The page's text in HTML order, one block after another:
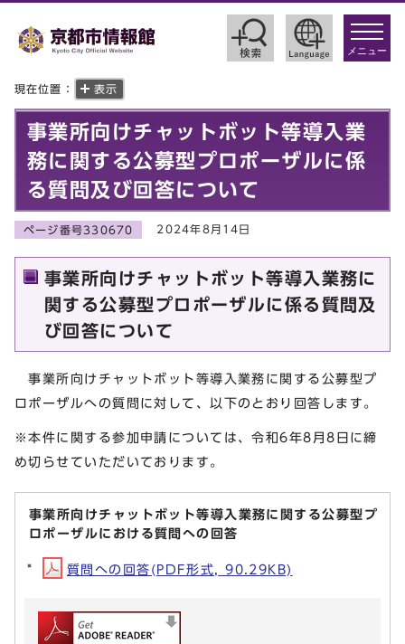
toggle
メニュー
現在位置： 表示
事業所向けチャットボット等導入業
務に関する公募型プロポーザルに係
る質問及び回答について
ページ番号330670 2024年8月14日
事業所向けチャットボット等導入業務に
関する公募型プロポーザルに係る質問及
び回答について
事業所向けチャットボット等導入業務に関する公募型プ
ロポーザルへの質問に対して、以下のとおり回答します。
※本件に関する参加申請については、令和6年8月8日に締
め切らせていただいております。
事業所向けチャットボット等導入業務に関する公募型プ
ロポーザルにおける質問への回答
質問への回答(PDF形式, 90.29KB)